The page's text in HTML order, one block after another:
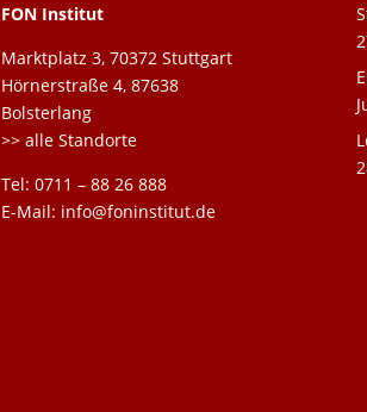
FON Institut
Marktplatz 3, 70372 Stuttgart
Hörnerstraße 4, 87638
Bolsterlang
>> alle Standorte
Tel: 0711 – 88 26 888
E-Mail: info@foninstitut.de